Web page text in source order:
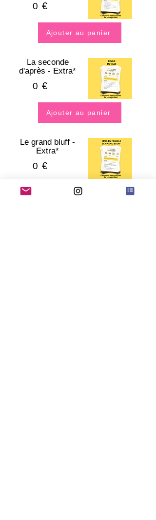
0 €
Ajouter au panier
La seconde
d'après - Extra*
0 €
Ajouter au panier
Le grand bluff -
Extra*
0 €
Ajouter au panier